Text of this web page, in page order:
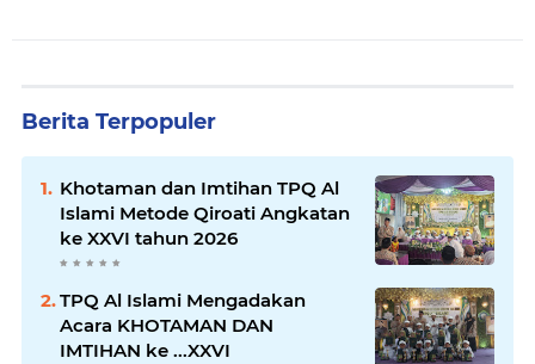
Berita Terpopuler
Khotaman dan Imtihan TPQ Al
Islami Metode Qiroati Angkatan
ke XXVI tahun 2026
TPQ Al Islami Mengadakan
Acara KHOTAMAN DAN
IMTIHAN ke ...XXVI